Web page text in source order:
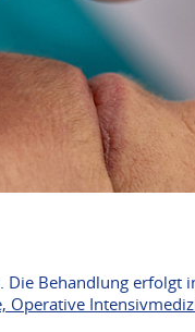
Behandlung erfolgt
Operative